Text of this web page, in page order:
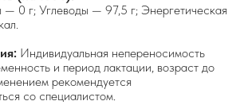
0 г; Углеводы — 97,5 г; Энергетическая
Индивидуальная непереносимость
и период лактации, возраст до
рекомендуется
со специалистом.